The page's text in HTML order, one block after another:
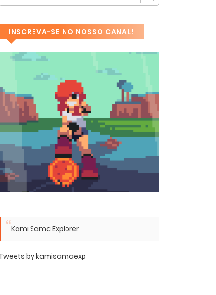
INSCREVA-SE NO NOSSO CANAL!
Kami Sama Explorer
Tweets by kamisamaexp